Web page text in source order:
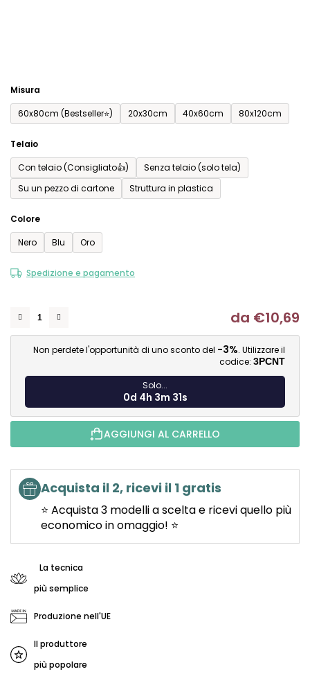
Misura
60x80cm (Bestseller⭐)
20x30cm 40x60cm 80x120cm
Telaio
Con telaio (Consigliato👍)
Senza telaio (solo tela)
Su un pezzo di cartone
Struttura in plastica
Colore
Nero
Blu Oro
Spedizione e pagamento
da €10,69
Non perdete l'opportunità di uno sconto del -3%. Utilizzare il
codice: 3PCNT
Solo...
0d 4h 3m 30s
AGGIUNGI AL CARRELLO
Acquista il 2, ricevi il 1 gratis
⭐ Acquista 3 modelli a scelta e ricevi quello più
economico in omaggio! ⭐
La tecnica
più semplice
Produzione nell'UE
Il produttore
più popolare